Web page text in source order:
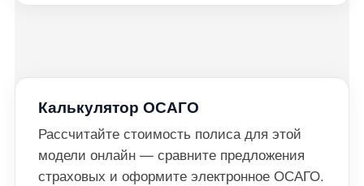
Калькулятор ОСАГО
Рассчитайте стоимость полиса для этой
модели онлайн — сравните предложения
страховых и оформите электронное ОСАГО.